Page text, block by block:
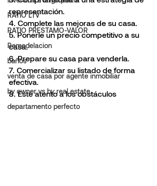
RATIO LTV
RATIO PRESTAMO-VALOR
Remodelacion
baños
venta de casa por agente inmobiliar
by owner vs by real estate
departamento perfecto
representación.
4. Complete las mejoras de su casa.
5. Ponerle un precio competitivo a su
casa.
6. Prepare su casa para venderla.
7. Comercializar su listado de forma
efectiva.
8. Esté atento a los obstáculos